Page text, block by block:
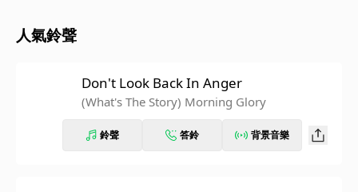
人氣鈴聲
Don't Look Back In Anger
(What's The Story) Morning Glory
鈴聲 答鈴 背景音樂